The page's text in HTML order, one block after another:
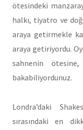
ötesindeki
halkı, tiyatro ve
araya getirmekle
araya getiriyordu.
sahnenin
bakabiliyordunuz.
Londra’daki
sırasındaki en